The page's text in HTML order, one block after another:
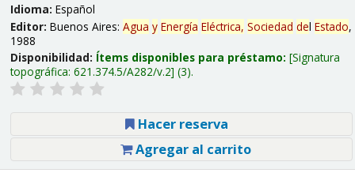
Idioma: Español
Editor: Buenos Aires: Agua y Energía Eléctrica, Sociedad del Estado,
1988
Disponibilidad: Ítems disponibles para préstamo: Signatura
topográfica: 621.374.5/A282/v.2 (3).
Hacer reserva
Agregar al carrito